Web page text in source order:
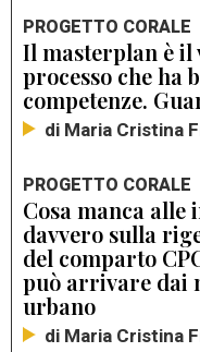
PROGETTO CORALE
Il masterplan è il
processo che ha
competenze.
di Maria Cristina
PROGETTO CORALE
Cosa manca
davvero sulla
del comparto
può arrivare dai
urbano
di Maria Cristina